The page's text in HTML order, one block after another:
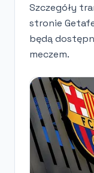
Szczegóły
stronie
będą
meczem.